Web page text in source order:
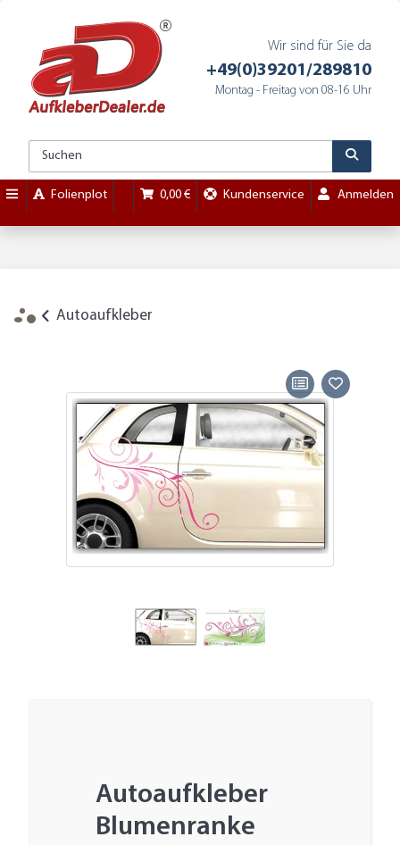
Wir sind für Sie da
+49(0)39201/289810
Montag - Freitag von 08-16 Uhr
Folienplot 0,00 € Kundenservice Anmelden
Autoaufkleber
Autoaufkleber
Blumenranke